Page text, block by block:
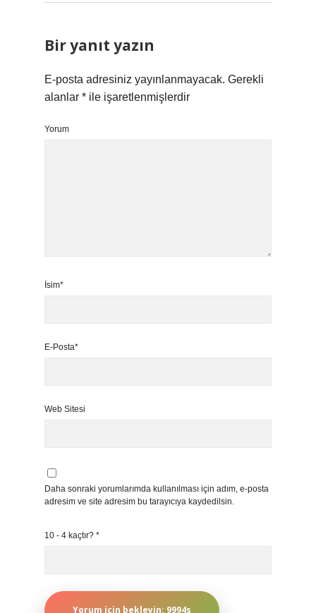
Bir yanıt yazın
E-posta adresiniz yayınlanmayacak. Gerekli
alanlar * ile işaretlenmişlerdir
Yorum
İsim*
E-Posta*
Web Sitesi
Daha sonraki yorumlarımda kullanılması için adım, e-posta
adresim ve site adresim bu tarayıcıya kaydedilsin.
10 - 4 kaçtır? *